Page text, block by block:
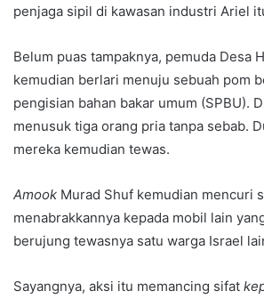
penjaga sipil di kawasan industri Ariel
Belum puas tampaknya, pemuda Desa
kemudian berlari menuju sebuah pom
pengisian bahan bakar umum (SPBU).
menusuk tiga orang pria tanpa sebab.
mereka kemudian tewas.
Amook Murad Shuf kemudian mencuri
menabrakkannya kepada mobil lain
berujung tewasnya satu warga Israel
Sayangnya, aksi itu memancing sifat